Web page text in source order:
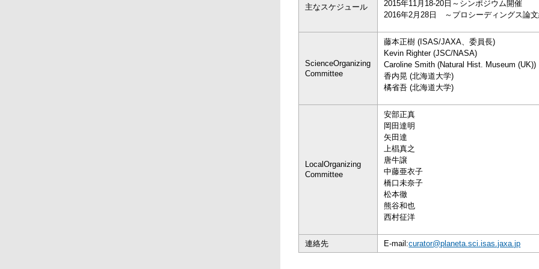
主なスケジュール
2015年11月18-20日～シンポジウム開催
2016年2月28日 ～プロシーディングス論文
ScienceOrganizing
Committee
藤本正樹 (ISAS/JAXA、委員長)
Kevin Righter (JSC/NASA)
Caroline Smith (Natural Hist. Museum (UK))
香内晃 (北海道大学)
橘省吾 (北海道大学)
LocalOrganizing
Committee
安部正真
岡田達明
矢田達
上椙真之
唐牛譲
中藤亜衣子
橋口未奈子
松本徹
熊谷和也
西村征洋
連絡先 E-mail:curator@planeta.sci.isas.jaxa.jp